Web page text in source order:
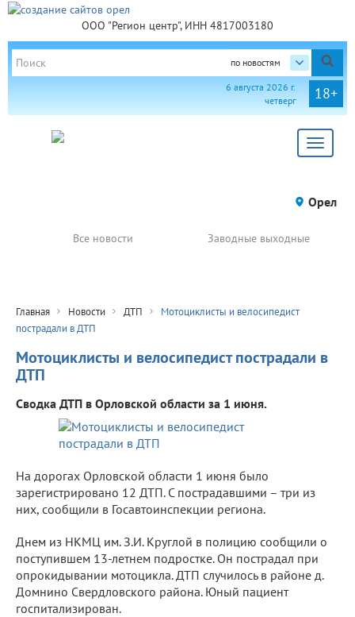
ООО "Регион центр", ИНН 4817003180
по новостям
18+
6 августа 2026 г.
четверг
Toggle
Орел
Все новости Заводные выходные
Главная Новости ДТП
Мотоциклисты и велосипедист
пострадали в ДТП
Мотоциклисты и велосипедист пострадали в
ДТП
Сводка ДТП в Орловской области за 1 июня.
На дорогах Орловской области 1 июня было
зарегистрировано 12 ДТП. С пострадавшими – три из
них, сообщили в Госавтоинспекции региона.
Днем из НКМЦ им. З.И. Круглой в полицию сообщили о
поступившем 13-летнем подростке. Он пострадал при
опрокидывании мотоцикла. ДТП случилось в районе д.
Домнино Свердловского района. Юный пациент
госпитализирован.